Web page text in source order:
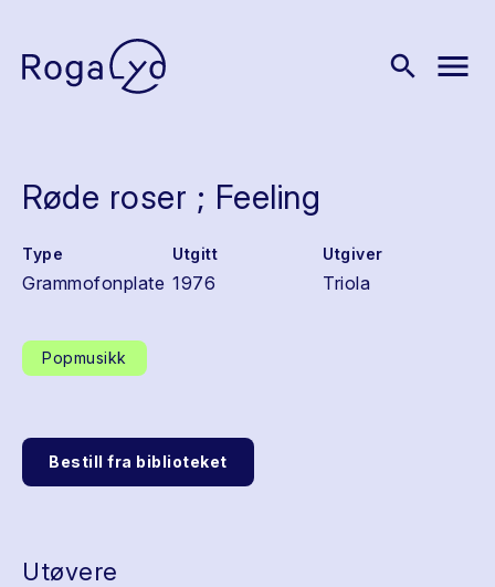
search menu
Røde roser ; Feeling
Type
Grammofonplate
Utgitt
1976
Utgiver
Triola
Popmusikk
Bestill fra biblioteket
Utøvere